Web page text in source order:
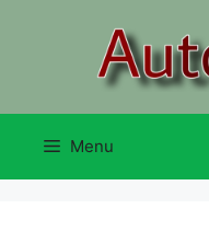
Menu